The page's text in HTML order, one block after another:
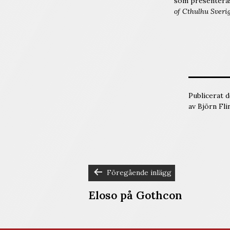
of Cthulhu
Publicerat
av Björn
Föregående inlägg
Eloso på Gothcon